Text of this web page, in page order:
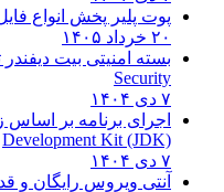
پوت پلیر پخش انواع
۲۰ خرداد ۱۴۰۵
بسته امنیتی بیت
Security
۷ دی ۱۴۰۴
اجرای برنامه بر اساس
Development Kit (JDK)
۷ دی ۱۴۰۴
آنتی ویروس رایگان و